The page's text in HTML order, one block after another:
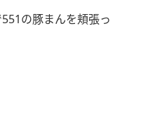
の豚まんを頬張っ